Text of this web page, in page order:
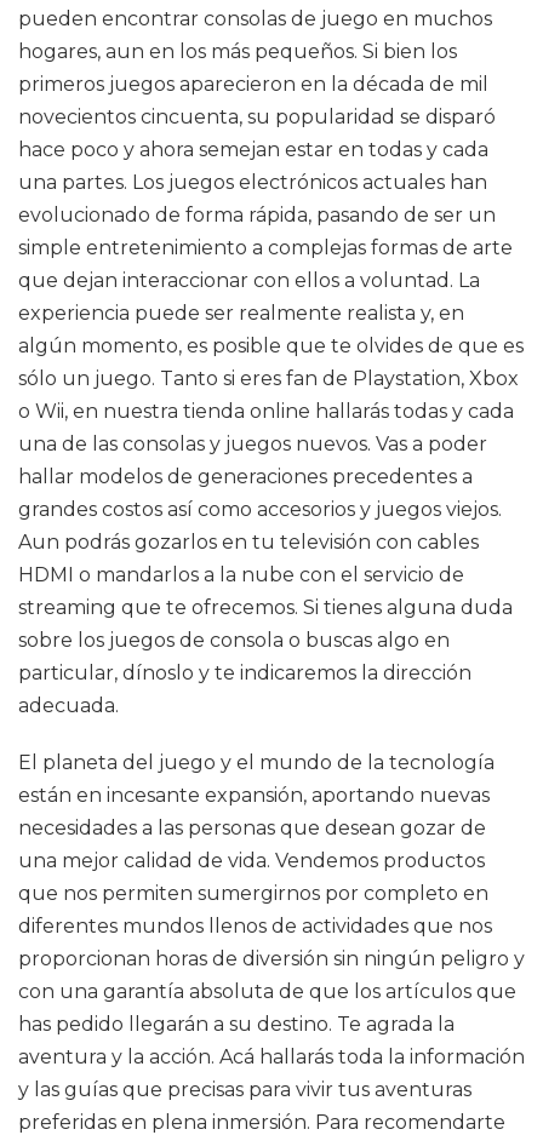
pueden encontrar consolas de juego en muchos
hogares, aun en los más pequeños. Si bien los
primeros juegos aparecieron en la década de mil
novecientos cincuenta, su popularidad se disparó
hace poco y ahora semejan estar en todas y cada
una partes. Los juegos electrónicos actuales han
evolucionado de forma rápida, pasando de ser un
simple entretenimiento a complejas formas de arte
que dejan interaccionar con ellos a voluntad. La
experiencia puede ser realmente realista y, en
algún momento, es posible que te olvides de que es
sólo un juego. Tanto si eres fan de Playstation, Xbox
o Wii, en nuestra tienda online hallarás todas y cada
una de las consolas y juegos nuevos. Vas a poder
hallar modelos de generaciones precedentes a
grandes costos así como accesorios y juegos viejos.
Aun podrás gozarlos en tu televisión con cables
HDMI o mandarlos a la nube con el servicio de
streaming que te ofrecemos. Si tienes alguna duda
sobre los juegos de consola o buscas algo en
particular, dínoslo y te indicaremos la dirección
adecuada.
El planeta del juego y el mundo de la tecnología
están en incesante expansión, aportando nuevas
necesidades a las personas que desean gozar de
una mejor calidad de vida. Vendemos productos
que nos permiten sumergirnos por completo en
diferentes mundos llenos de actividades que nos
proporcionan horas de diversión sin ningún peligro y
con una garantía absoluta de que los artículos que
has pedido llegarán a su destino. Te agrada la
aventura y la acción. Acá hallarás toda la información
y las guías que precisas para vivir tus aventuras
preferidas en plena inmersión. Para recomendarte